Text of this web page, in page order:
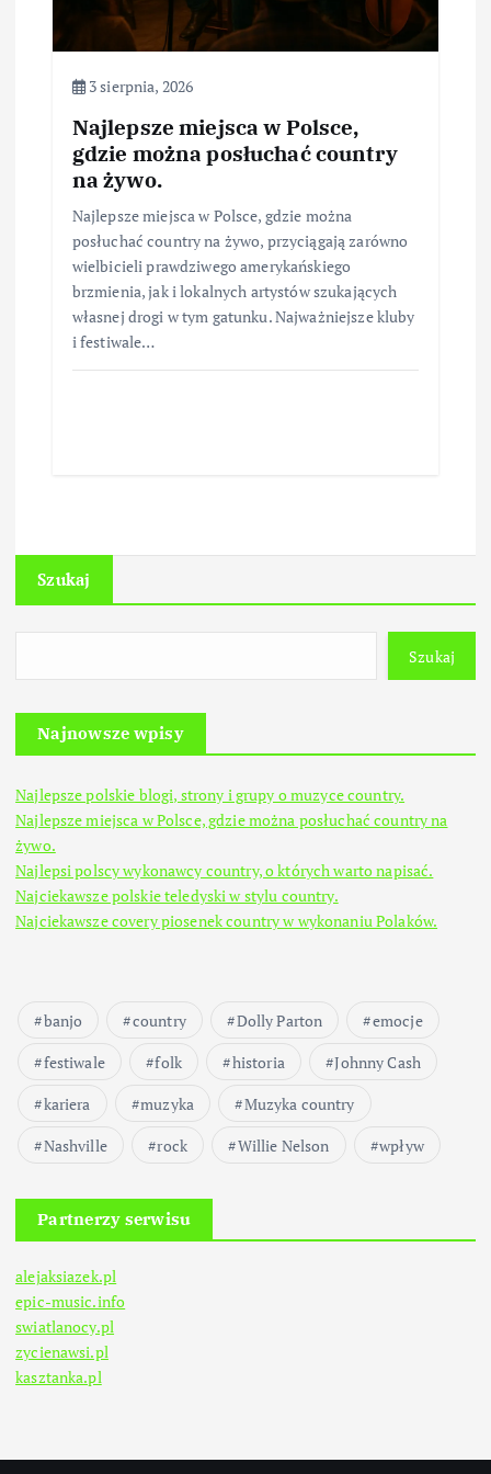
3 sierpnia, 2026
Najlepsze miejsca w Polsce,
gdzie można posłuchać country
na żywo.
Najlepsze miejsca w Polsce, gdzie można
posłuchać country na żywo, przyciągają zarówno
wielbicieli prawdziwego amerykańskiego
brzmienia, jak i lokalnych artystów szukających
własnej drogi w tym gatunku. Najważniejsze kluby
i festiwale…
Szukaj
Szukaj
Najnowsze wpisy
Najlepsze polskie blogi, strony i grupy o muzyce country.
Najlepsze miejsca w Polsce, gdzie można posłuchać country na
żywo.
Najlepsi polscy wykonawcy country, o których warto napisać.
Najciekawsze polskie teledyski w stylu country.
Najciekawsze covery piosenek country w wykonaniu Polaków.
banjo country Dolly Parton
emocje
festiwale
folk historia
Johnny Cash
kariera
muzyka
Muzyka country
Nashville
rock Willie Nelson wpływ
Partnerzy serwisu
alejaksiazek.pl
epic-music.info
swiatlanocy.pl
zycienawsi.pl
kasztanka.pl